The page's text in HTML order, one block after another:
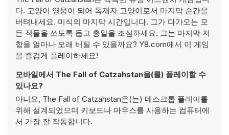
다. 고양이 영웅이 되어 독재자 고양이로서 마지막 순간을
버텨내세요. 미식의 마지막 시간입니다. 그가 다가오는 모
든 적들을 쏘도록 돕고 총알을 조심하세요. 그는 마지막 저
항을 얼마나 오래 버틸 수 있을까요? Y8.com에서 이 게임
을 즐겁게 플레이하세요!
모바일에서 The Fall of Catzahstan을(를) 플레이할 수
있나요?
아니요, The Fall of Catzahstan은(는) 데스크톱 플레이를
위해 설계되었으며 키보드나 마우스를 사용하는 컴퓨터에
서 가장 잘 작동합니다.